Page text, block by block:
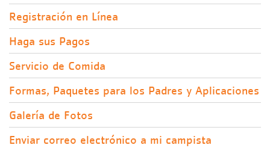
Registración en Línea
Haga sus Pagos
Servicio de Comida
Formas, Paquetes para los Padres y Aplicaciones
Galería de Fotos
Enviar correo electrónico a mi campista